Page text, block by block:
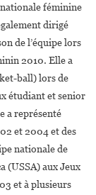
nationale féminine
dirigé
de l’équipe lors
2010. Elle a
ball) lors de
étudiant et senior
a représenté
et 2004 et des
nationale de
(USSA) aux Jeux
et à plusieurs